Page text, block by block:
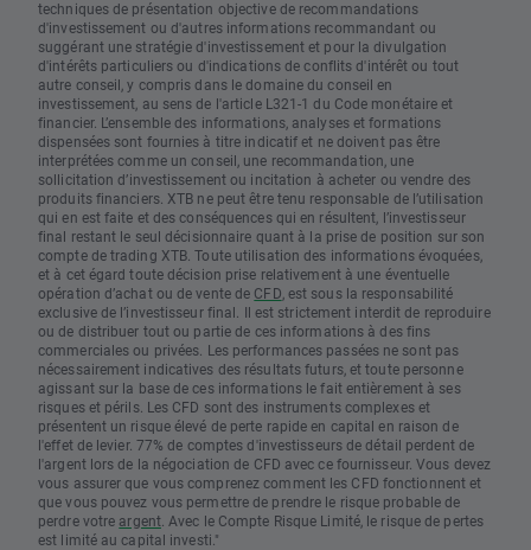
techniques de présentation objective de recommandations
d'investissement ou d'autres informations recommandant ou
suggérant une stratégie d'investissement et pour la divulgation
d'intérêts particuliers ou d'indications de conflits d'intérêt ou tout
autre conseil, y compris dans le domaine du conseil en
investissement, au sens de l'article L321-1 du Code monétaire et
financier. L’ensemble des informations, analyses et formations
dispensées sont fournies à titre indicatif et ne doivent pas être
interprétées comme un conseil, une recommandation, une
sollicitation d’investissement ou incitation à acheter ou vendre des
produits financiers. XTB ne peut être tenu responsable de l’utilisation
qui en est faite et des conséquences qui en résultent, l’investisseur
final restant le seul décisionnaire quant à la prise de position sur son
compte de trading XTB. Toute utilisation des informations évoquées,
et à cet égard toute décision prise relativement à une éventuelle
opération d’achat ou de vente de CFD , est sous la responsabilité
exclusive de l’investisseur final. Il est strictement interdit de reproduire
ou de distribuer tout ou partie de ces informations à des fins
commerciales ou privées. Les performances passées ne sont pas
nécessairement indicatives des résultats futurs, et toute personne
agissant sur la base de ces informations le fait entièrement à ses
risques et périls. Les CFD sont des instruments complexes et
présentent un risque élevé de perte rapide en capital en raison de
l'effet de levier. 77% de comptes d'investisseurs de détail perdent de
l'argent lors de la négociation de CFD avec ce fournisseur. Vous devez
vous assurer que vous comprenez comment les CFD fonctionnent et
que vous pouvez vous permettre de prendre le risque probable de
perdre votre argent. Avec le Compte Risque Limité, le risque de pertes
est limité au capital investi."